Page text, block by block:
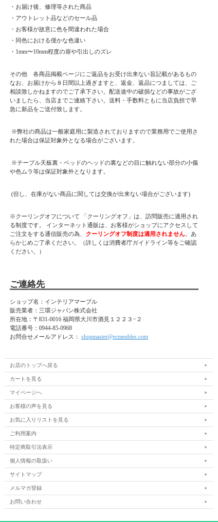
・お届け後、修理等された商品
・アウトレット品などのセール品
・お客様が故意に色を間違われた場合
・同色における僅かな色違い
・1mm〜10mm程度の扉や引出しのズレ
その他 各商品掲載ページにご返品をお受け出来ない旨記載があるもの
なお、お届けから８日間以上過ぎますと、返金、返品につましては、ご
相談致しかねますのでご了承下さい。配送途中の破損などの事故がござ
いましたら、当店までご連絡下さい。送料・手数料ともに当店負担で早
急に新品をご送付致します。
※弊社の商品は一般家庭用に製造されておりますので業務用でご使用さ
れた場合は保証対象外となる場合がございます。
※テーブル天板裏・ベッドのヘッドの裏などの目に触れない部分の小傷
や色ムラ等は保証対象外となります。
(但し、在庫がない商品に関しては交換が出来ない場合がございます)
※クーリングオフについて 「クーリングオフ」は、訪問販売に適用され
る制度です。 インターネット通販は、お客様がショップにアクセスして
ご注文をする通信販売の為、 クーリングオフ制度は適用されません。あ
らかじめご了承ください。（詳しくは消費者庁ガイドライン等をご確認
ください。）
ご連絡先
ショップ名：インテリアマーブル
販売業者：三環ジャパン株式会社
所在地： 〒831-0016 福岡県大川市酒見１２２３−２
電話番号： 0944-85-0968
お問合せメールアドレス： shopmaster@ecmeubles.com
お店のトップへ戻る
カートを見る
マイページへ
お客様の声を見る
お気に入りリストを見る
ご利用案内
特定商取引法表示
個人情報の取扱い
サイトマップ
メルマガ登録
お問い合わせ